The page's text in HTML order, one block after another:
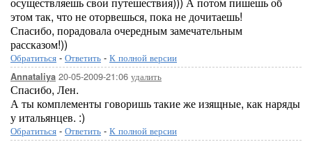
этом так, что не оторвешься, пока не дочитаешь!
Спасибо, порадовала очередным замечательным
рассказом!))
Обратиться - Ответить - К полной версии
Annataliya 20-05-2009-21:06 удалить
Спасибо, Лен.
А ты комплементы говоришь такие же изящные, как наряды
у итальянцев. :)
Обратиться - Ответить - К полной версии